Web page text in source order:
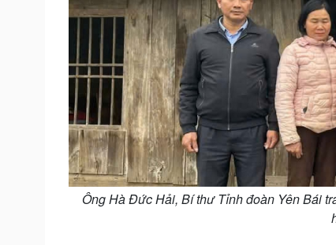
Ông Hà Đức Hải, Bí thư Tỉnh đoàn Yên Bái